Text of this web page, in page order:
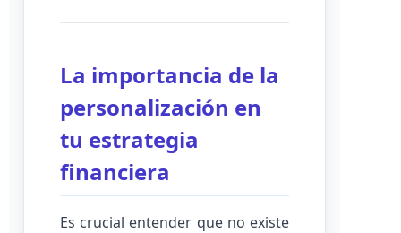
La importancia de la
personalización en
tu estrategia
financiera
Es crucial entender que no existe